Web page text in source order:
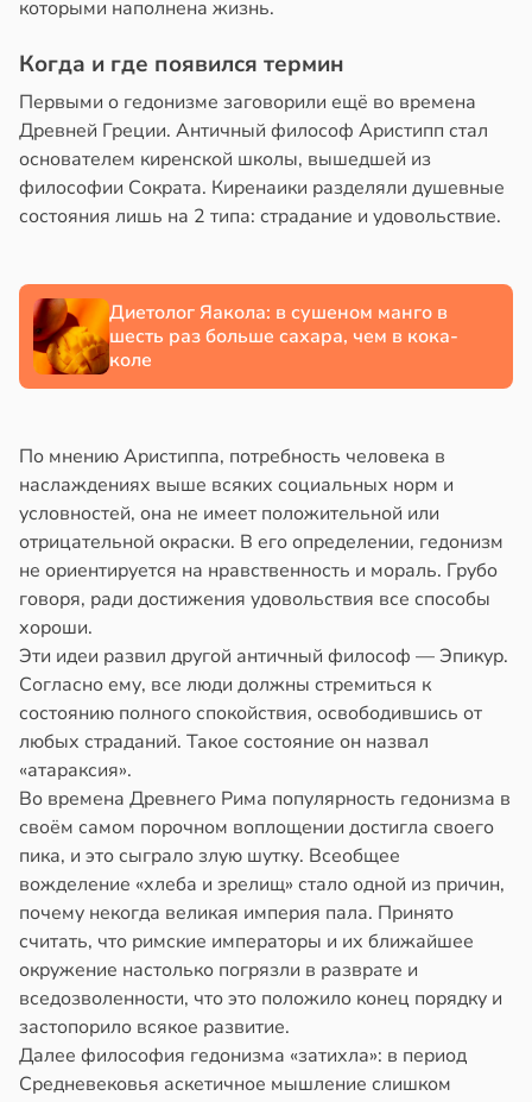
которыми наполнена жизнь.
Когда и где появился термин
Первыми о гедонизме заговорили ещё во времена
Древней Греции. Античный философ Аристипп стал
основателем киренской школы, вышедшей из
философии Сократа. Киренаики разделяли душевные
состояния лишь на 2 типа: страдание и удовольствие.
Диетолог Яакола: в сушеном манго в
шесть раз больше сахара, чем в кока-
коле
По мнению Аристиппа, потребность человека в
наслаждениях выше всяких социальных норм и
условностей, она не имеет положительной или
отрицательной окраски. В его определении, гедонизм
не ориентируется на нравственность и мораль. Грубо
говоря, ради достижения удовольствия все способы
хороши.
Эти идеи развил другой античный философ — Эпикур.
Согласно ему, все люди должны стремиться к
состоянию полного спокойствия, освободившись от
любых страданий. Такое состояние он назвал
«атараксия».
Во времена Древнего Рима популярность гедонизма в
своём самом порочном воплощении достигла своего
пика, и это сыграло злую шутку. Всеобщее
вожделение «хлеба и зрелищ» стало одной из причин,
почему некогда великая империя пала. Принято
считать, что римские императоры и их ближайшее
окружение настолько погрязли в разврате и
вседозволенности, что это положило конец порядку и
застопорило всякое развитие.
Далее философия гедонизма «затихла»: в период
Средневековья аскетичное мышление слишком